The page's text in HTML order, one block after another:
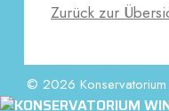
Zurück zur
© 2026 Konservatorium